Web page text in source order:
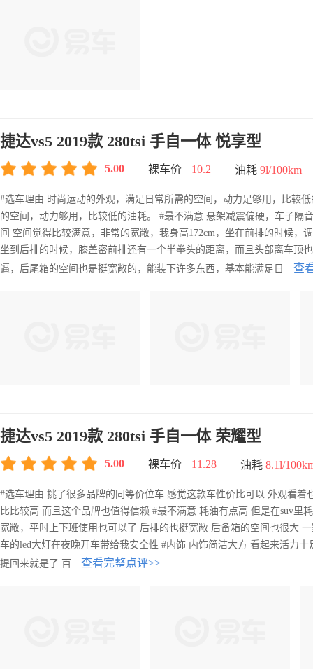
捷达vs5 2019款 280tsi 手自一体 悦享型
5.00 裸车价 10.2 油耗 9l/100km
#选车理由 时尚运动的外观，满足日常所需的空间，动力足够用，比较
的空间，动力够用，比较低的油耗。 #最不满意 悬架减震偏硬，车子隔
间 空间觉得比较满意，非常的宽敞，我身高172cm，坐在前排的时候
坐到后排的时候，膝盖密前排还有一个半拳头的距离，而且头部离车顶
逼，后尾箱的空间也是挺宽敞的，能装下许多东西，基本能满足日
查
捷达vs5 2019款 280tsi 手自一体 荣耀型
5.00 裸车价 11.28 油耗 8.1l/
#选车理由 挑了很多品牌的同等价位车 感觉这款车性价比可以 外观看
比比较高 而且这个品牌也值得信赖 #最不满意 耗油有点高 但是在suv
宽敞，平时上下班使用也可以了 后排的也挺宽敞 后备箱的空间也很大
车的led大灯在夜晚开车带给我安全性 #内饰 内饰简洁大方 看起来活力
提回来就是了 百
查看完整点评>>